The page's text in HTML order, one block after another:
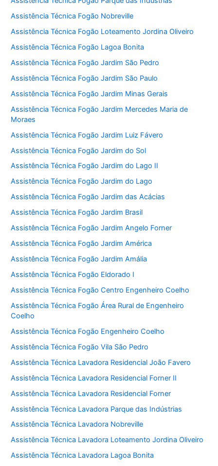
Assistência Técnica Fogão Nobreville
Assistência Técnica Fogão Loteamento Jordina Oliveiro
Assistência Técnica Fogão Lagoa Bonita
Assistência Técnica Fogão Jardim São Pedro
Assistência Técnica Fogão Jardim São Paulo
Assistência Técnica Fogão Jardim Minas Gerais
Assistência Técnica Fogão Jardim Mercedes Maria de
Moraes
Assistência Técnica Fogão Jardim Luiz Fávero
Assistência Técnica Fogão Jardim do Sol
Assistência Técnica Fogão Jardim do Lago II
Assistência Técnica Fogão Jardim do Lago
Assistência Técnica Fogão Jardim das Acácias
Assistência Técnica Fogão Jardim Brasil
Assistência Técnica Fogão Jardim Angelo Forner
Assistência Técnica Fogão Jardim América
Assistência Técnica Fogão Jardim Amália
Assistência Técnica Fogão Eldorado I
Assistência Técnica Fogão Centro Engenheiro Coelho
Assistência Técnica Fogão Área Rural de Engenheiro
Coelho
Assistência Técnica Fogão Engenheiro Coelho
Assistência Técnica Fogão Vila São Pedro
Assistência Técnica Lavadora Residencial João Favero
Assistência Técnica Lavadora Residencial Forner II
Assistência Técnica Lavadora Residencial Forner
Assistência Técnica Lavadora Parque das Indústrias
Assistência Técnica Lavadora Nobreville
Assistência Técnica Lavadora Loteamento Jordina Oliveiro
Assistência Técnica Lavadora Lagoa Bonita